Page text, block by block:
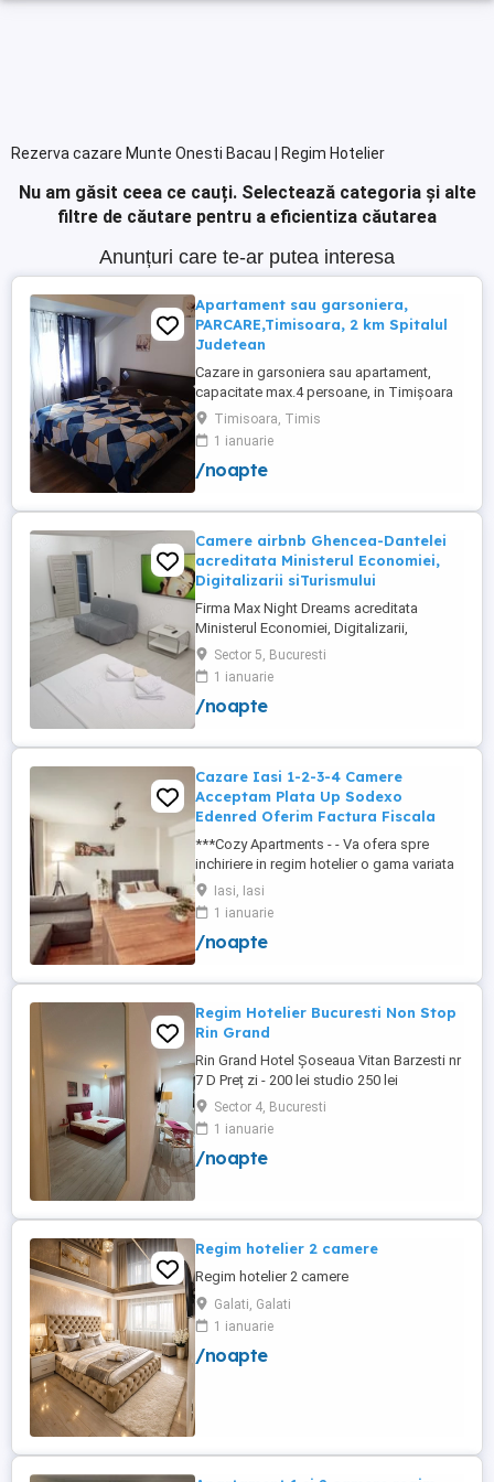
Rezerva cazare Munte Onesti Bacau | Regim Hotelier
Nu am găsit ceea ce cauți. Selectează categoria și alte
filtre de căutare pentru a eficientiza căutarea
Anunțuri care te-ar putea interesa
Apartament sau garsoniera,
PARCARE,Timisoara, 2 km Spitalul
Judetean
Cazare in garsoniera sau apartament,
capacitate max.4 persoane, in Timișoara
la 2 km de Spitalul Judetean. (la doua
strazi)de zona Calea Buziasului
Lic.Electrotimis si la 2 km de Mosnita
Noua Centura. PARCARE. Situat la et.1 al
+wifi , frigider, mașină spălat, ...
Timisoara, Timis
1 ianuarie
/noapte
Camere airbnb Ghencea-Dantelei
acreditata Ministerul Economiei,
Digitalizarii siTurismului
Firma Max Night Dreams acreditata
Ministerul Economiei, Digitalizarii,
Antreprenoriatului si Turismului închiriază
in regim hotelier in zona Drumul Taberei -
Ghencea diferite tipuri de camere Camera
single cu o suprafață totală de 16mp
cu o suprafață totală de ...
Sector 5, Bucuresti
1 ianuarie
/noapte
Cazare Iasi 1-2-3-4 Camere
Acceptam Plata Up Sodexo
Edenred Oferim Factura Fiscala
***Cozy Apartments - - Va ofera spre
inchiriere in regim hotelier o gama variata
de apartamente si garsoniere situate in
puncte cheie ale orasului doar in
complexe rezidentiale noi: *Zona Palas
Mall - Centru - Complex Lazar Residence;
Residence; *Zona Palas Mall - ...
Iasi, Iasi
1 ianuarie
/noapte
Regim Hotelier Bucuresti Non Stop
Rin Grand
Rin Grand Hotel Șoseaua Vitan Barzesti nr
7 D Preț zi - 200 lei studio 250 lei
apartament
Sector 4, Bucuresti
1 ianuarie
/noapte
Regim hotelier 2 camere
Regim hotelier 2 camere
Galati, Galati
1 ianuarie
/noapte